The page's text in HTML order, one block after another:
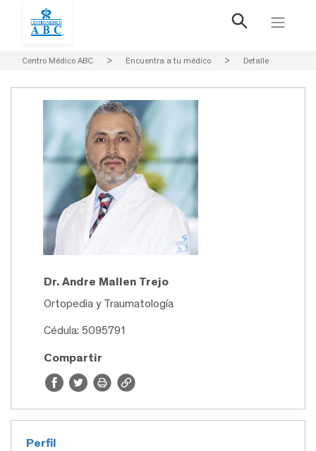
Centro Médico ABC > Encuentra a tu médico > Detalle
Dr. Andre Mallen Trejo
Ortopedia y Traumatología
Cédula: 5095791
Compartir
Perfil